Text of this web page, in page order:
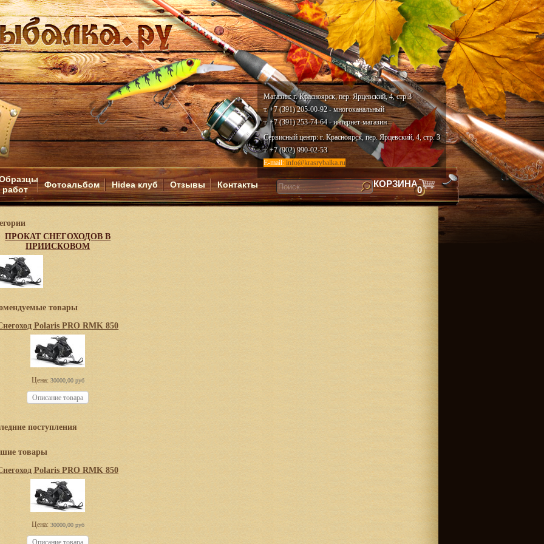
Магазин: г. Красноярск, пер. Ярцевский, 4, стр.3
т. +7 (391) 205-00-92 - многоканальный
т. +7 (391) 253-74-64 - интернет-магазин
Сервисный центр: г. Красноярск, пер. Ярцевский, 4, стр. 3
т. +7 (902) 990-02-53
E-mail: info@krasrybalka.ru
работ
Фотоальбом Hidea клуб Отзывы Контакты
Искать
КОРЗИНА
0
ПРОКАТ СНЕГОХОДОВ В
ПРИИСКОВОМ
товары
Polaris PRO RMK 850
Цена: 30000,00 руб
Описание товара
поступления
товары
Polaris PRO RMK 850
Цена: 30000,00 руб
Описание товара